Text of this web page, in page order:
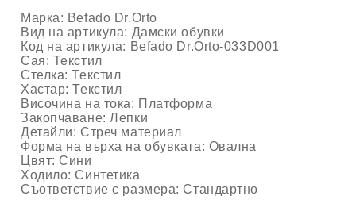
Марка: Befado Dr.Orto
Вид на артикула: Дамски обувки
Код на артикула: Befado Dr.Orto-033D001
Сая: Текстил
Стелка: Текстил
Хастар: Текстил
Височина на тока: Платформа
Закопчаване: Лепки
Детайли: Стреч материал
Форма на върха на обувката: Овална
Цвят:Сини
Ходило:Синтетика
Съответствие с размера: Стандартно